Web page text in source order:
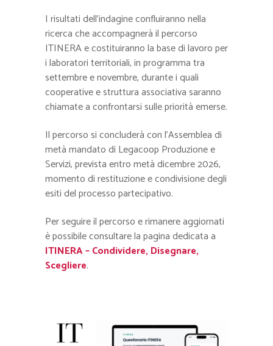
I risultati dell’indagine confluiranno nella
ricerca che accompagnerà il percorso
ITINERA e costituiranno la base di lavoro per
i laboratori territoriali, in programma tra
settembre e novembre, durante i quali
cooperative e struttura associativa saranno
chiamate a confrontarsi sulle priorità emerse.
Il percorso si concluderà con l’Assemblea di
metà mandato di Legacoop Produzione e
Servizi, prevista entro metà dicembre 2026,
momento di restituzione e condivisione degli
esiti del processo partecipativo.
Per seguire il percorso e rimanere aggiornati
è possibile consultare la pagina dedicata a
ITINERA – Condividere, Disegnare,
Scegliere.